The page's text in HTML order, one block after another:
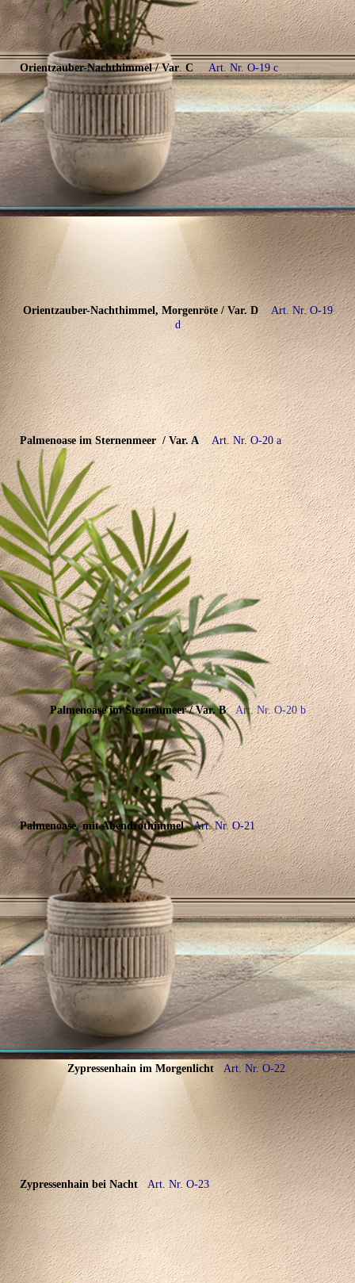
Orientzauber-Nachthimmel / Var. C Art. Nr. O-19 c
Orientzauber-Nachthimmel, Morgenröte / Var. D
Art. Nr. O-19
d
Palmenoase im Sternenmeer/ Var.A Art. Nr. O-20a
Palmenoase im Sternenmeer / Var. B Art. Nr. O-20 b
Palmenoase,mit Abendrothimmel Art. Nr. O-21
Zypressenhain im Morgenlicht Art. Nr. O-22
Zypressenhain bei Nacht Art. Nr. O-23